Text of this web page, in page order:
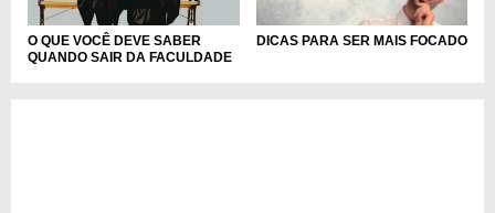
O QUE VOCÊ DEVE SABER
QUANDO SAIR DA FACULDADE
DICAS PARA SER MAIS FOCADO